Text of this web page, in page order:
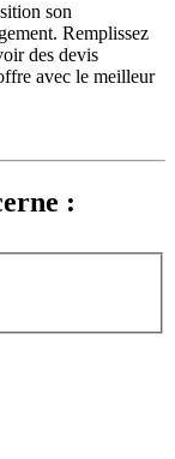
son
Remplissez
des devis
avec le meilleur
: